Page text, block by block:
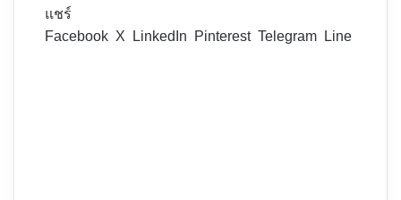
แชร์
Facebook X LinkedIn Pinterest Telegram Line